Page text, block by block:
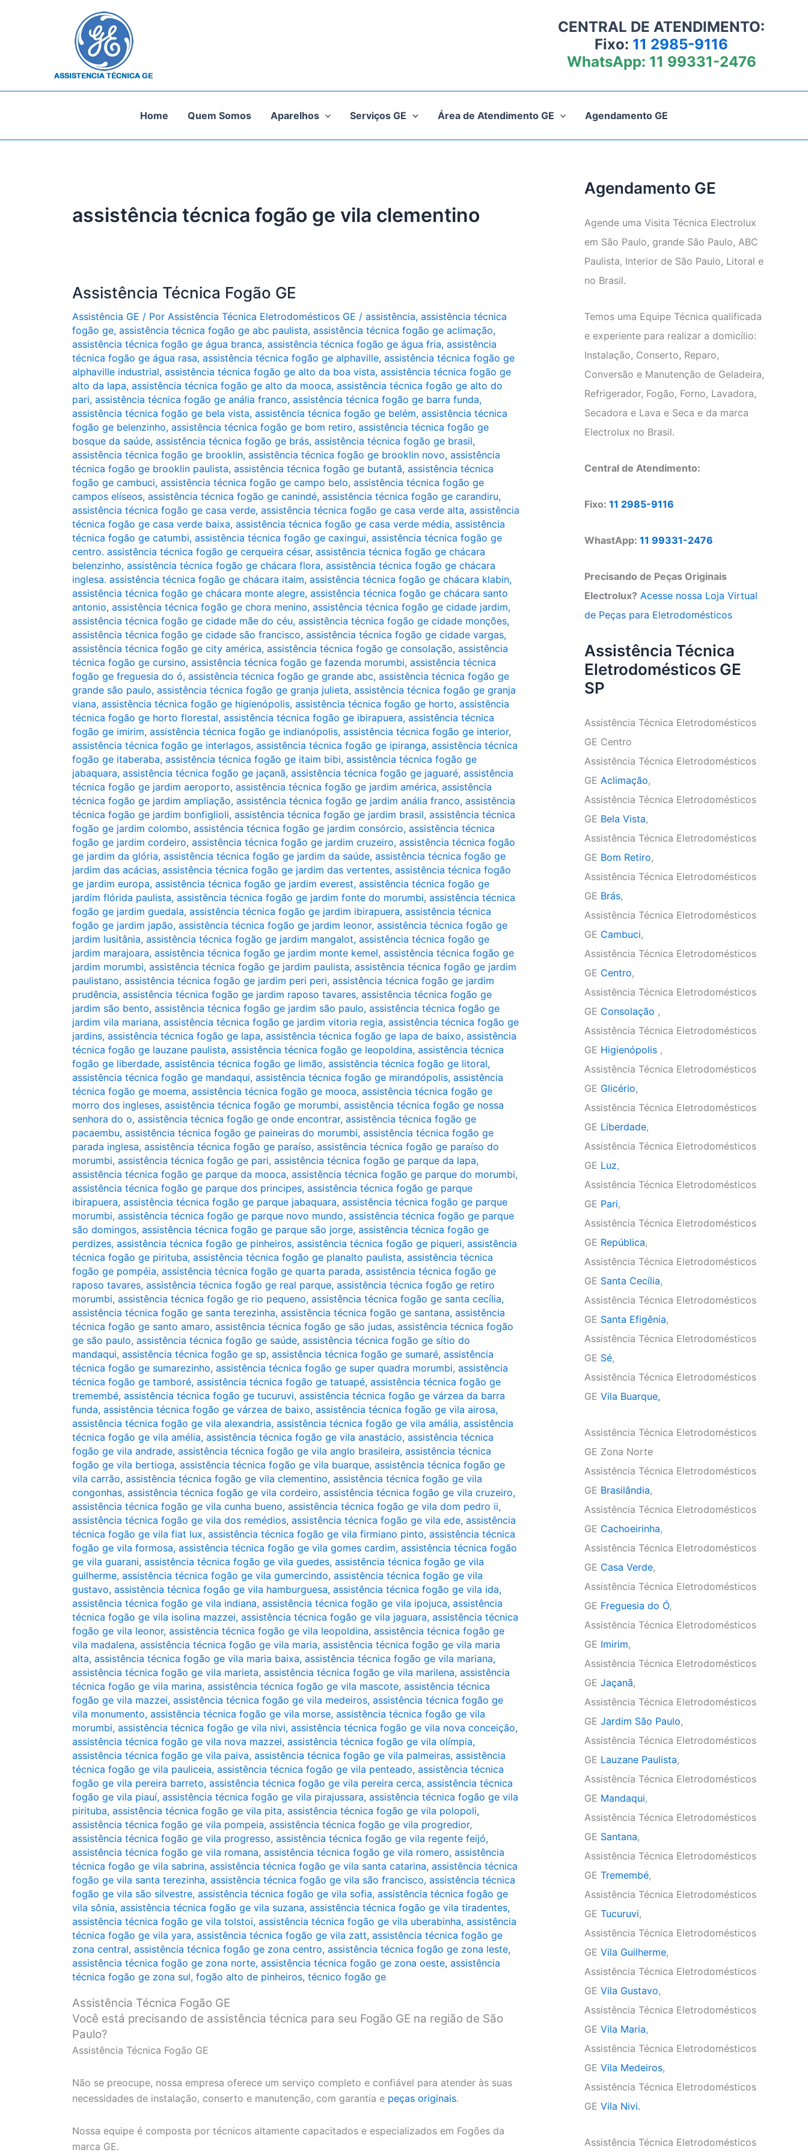
CENTRAL DE ATENDIMENTO:
Fixo: 11 2985-9116
WhatsApp: 11 99331-2476
Home Quem Somos Aparelhos Serviços GE Área de Atendimento GE Agendamento GE
assistência técnica fogão ge vila clementino
Assistência Técnica Fogão GE
Assistência GE / Por Assistência Técnica Eletrodomésticos GE / assistência, assistência técnica
fogão ge, assistência técnica fogão ge abc paulista, assistência técnica fogão ge aclimação,
assistência técnica fogão ge água branca, assistência técnica fogão ge água fria, assistência
técnica fogão ge água rasa, assistência técnica fogão ge alphaville, assistência técnica fogão ge
alphaville industrial, assistência técnica fogão ge alto da boa vista, assistência técnica fogão ge
alto da lapa, assistência técnica fogão ge alto da mooca, assistência técnica fogão ge alto do
pari, assistência técnica fogão ge anália franco, assistência técnica fogão ge barra funda,
assistência técnica fogão ge bela vista, assistência técnica fogão ge belém, assistência técnica
fogão ge belenzinho, assistência técnica fogão ge bom retiro, assistência técnica fogão ge
bosque da saúde, assistência técnica fogão ge brás, assistência técnica fogão ge brasil,
assistência técnica fogão ge brooklin, assistência técnica fogão ge brooklin novo, assistência
técnica fogão ge brooklin paulista, assistência técnica fogão ge butantã, assistência técnica
fogão ge cambuci, assistência técnica fogão ge campo belo, assistência técnica fogão ge
campos elíseos, assistência técnica fogão ge canindé, assistência técnica fogão ge carandiru,
assistência técnica fogão ge casa verde, assistência técnica fogão ge casa verde alta, assistência
técnica fogão ge casa verde baixa, assistência técnica fogão ge casa verde média, assistência
técnica fogão ge catumbi, assistência técnica fogão ge caxingui, assistência técnica fogão ge
centro. assistência técnica fogão ge cerqueira césar, assistência técnica fogão ge chácara
belenzinho, assistência técnica fogão ge chácara flora, assistência técnica fogão ge chácara
inglesa. assistência técnica fogão ge chácara itaim, assistência técnica fogão ge chácara klabin,
assistência técnica fogão ge chácara monte alegre, assistência técnica fogão ge chácara santo
antonio, assistência técnica fogão ge chora menino, assistência técnica fogão ge cidade jardim,
assistência técnica fogão ge cidade mãe do céu, assistência técnica fogão ge cidade monções,
assistência técnica fogão ge cidade são francisco, assistência técnica fogão ge cidade vargas,
assistência técnica fogão ge city américa, assistência técnica fogão ge consolação, assistência
técnica fogão ge cursino, assistência técnica fogão ge fazenda morumbi, assistência técnica
fogão ge freguesia do ó, assistência técnica fogão ge grande abc, assistência técnica fogão ge
grande são paulo, assistência técnica fogão ge granja julieta, assistência técnica fogão ge granja
viana, assistência técnica fogão ge higienópolis, assistência técnica fogão ge horto, assistência
técnica fogão ge horto florestal, assistência técnica fogão ge ibirapuera, assistência técnica
fogão ge imirim, assistência técnica fogão ge indianópolis, assistência técnica fogão ge interior,
assistência técnica fogão ge interlagos, assistência técnica fogão ge ipiranga, assistência técnica
fogão ge itaberaba, assistência técnica fogão ge itaim bibi, assistência técnica fogão ge
jabaquara, assistência técnica fogão ge jaçanã, assistência técnica fogão ge jaguaré, assistência
técnica fogão ge jardim aeroporto, assistência técnica fogão ge jardim américa, assistência
técnica fogão ge jardim ampliação, assistência técnica fogão ge jardim anália franco, assistência
técnica fogão ge jardim bonfiglioli, assistência técnica fogão ge jardim brasil, assistência técnica
fogão ge jardim colombo, assistência técnica fogão ge jardim consórcio, assistência técnica
fogão ge jardim cordeiro, assistência técnica fogão ge jardim cruzeiro, assistência técnica fogão
ge jardim da glória, assistência técnica fogão ge jardim da saúde, assistência técnica fogão ge
jardim das acácias, assistência técnica fogão ge jardim das vertentes, assistência técnica fogão
ge jardim europa, assistência técnica fogão ge jardim everest, assistência técnica fogão ge
jardim flórida paulista, assistência técnica fogão ge jardim fonte do morumbi, assistência técnica
fogão ge jardim guedala, assistência técnica fogão ge jardim ibirapuera, assistência técnica
fogão ge jardim japão, assistência técnica fogão ge jardim leonor, assistência técnica fogão ge
jardim lusitânia, assistência técnica fogão ge jardim mangalot, assistência técnica fogão ge
jardim marajoara, assistência técnica fogão ge jardim monte kemel, assistência técnica fogão ge
jardim morumbi, assistência técnica fogão ge jardim paulista, assistência técnica fogão ge jardim
paulistano, assistência técnica fogão ge jardim peri peri, assistência técnica fogão ge jardim
prudência, assistência técnica fogão ge jardim raposo tavares, assistência técnica fogão ge
jardim são bento, assistência técnica fogão ge jardim são paulo, assistência técnica fogão ge
jardim vila mariana, assistência técnica fogão ge jardim vitoria regia, assistência técnica fogão ge
jardins, assistência técnica fogão ge lapa, assistência técnica fogão ge lapa de baixo, assistência
técnica fogão ge lauzane paulista, assistência técnica fogão ge leopoldina, assistência técnica
fogão ge liberdade, assistência técnica fogão ge limão, assistência técnica fogão ge litoral,
assistência técnica fogão ge mandaqui, assistência técnica fogão ge mirandópolis, assistência
técnica fogão ge moema, assistência técnica fogão ge mooca, assistência técnica fogão ge
morro dos ingleses, assistência técnica fogão ge morumbi, assistência técnica fogão ge nossa
senhora do o, assistência técnica fogão ge onde encontrar, assistência técnica fogão ge
pacaembu, assistência técnica fogão ge paineiras do morumbi, assistência técnica fogão ge
parada inglesa, assistência técnica fogão ge paraíso, assistência técnica fogão ge paraíso do
morumbi, assistência técnica fogão ge pari, assistência técnica fogão ge parque da lapa,
assistência técnica fogão ge parque da mooca, assistência técnica fogão ge parque do morumbi,
assistência técnica fogão ge parque dos principes, assistência técnica fogão ge parque
ibirapuera, assistência técnica fogão ge parque jabaquara, assistência técnica fogão ge parque
morumbi, assistência técnica fogão ge parque novo mundo, assistência técnica fogão ge parque
são domingos, assistência técnica fogão ge parque são jorge, assistência técnica fogão ge
perdizes, assistência técnica fogão ge pinheiros, assistência técnica fogão ge piqueri, assistência
técnica fogão ge pirituba, assistência técnica fogão ge planalto paulista, assistência técnica
fogão ge pompéia, assistência técnica fogão ge quarta parada, assistência técnica fogão ge
raposo tavares, assistência técnica fogão ge real parque, assistência técnica fogão ge retiro
morumbi, assistência técnica fogão ge rio pequeno, assistência técnica fogão ge santa cecília,
assistência técnica fogão ge santa terezinha, assistência técnica fogão ge santana, assistência
técnica fogão ge santo amaro, assistência técnica fogão ge são judas, assistência técnica fogão
ge são paulo, assistência técnica fogão ge saúde, assistência técnica fogão ge sítio do
mandaqui, assistência técnica fogão ge sp, assistência técnica fogão ge sumaré, assistência
técnica fogão ge sumarezinho, assistência técnica fogão ge super quadra morumbi, assistência
técnica fogão ge tamboré, assistência técnica fogão ge tatuapé, assistência técnica fogão ge
tremembé, assistência técnica fogão ge tucuruvi, assistência técnica fogão ge várzea da barra
funda, assistência técnica fogão ge várzea de baixo, assistência técnica fogão ge vila airosa,
assistência técnica fogão ge vila alexandria, assistência técnica fogão ge vila amália, assistência
técnica fogão ge vila amélia, assistência técnica fogão ge vila anastácio, assistência técnica
fogão ge vila andrade, assistência técnica fogão ge vila anglo brasileira, assistência técnica
fogão ge vila bertioga, assistência técnica fogão ge vila buarque, assistência técnica fogão ge
vila carrão, assistência técnica fogão ge vila clementino, assistência técnica fogão ge vila
congonhas, assistência técnica fogão ge vila cordeiro, assistência técnica fogão ge vila cruzeiro,
assistência técnica fogão ge vila cunha bueno, assistência técnica fogão ge vila dom pedro ii,
assistência técnica fogão ge vila dos remédios, assistência técnica fogão ge vila ede, assistência
técnica fogão ge vila fiat lux, assistência técnica fogão ge vila firmiano pinto, assistência técnica
fogão ge vila formosa, assistência técnica fogão ge vila gomes cardim, assistência técnica fogão
ge vila guarani, assistência técnica fogão ge vila guedes, assistência técnica fogão ge vila
guilherme, assistência técnica fogão ge vila gumercindo, assistência técnica fogão ge vila
gustavo, assistência técnica fogão ge vila hamburguesa, assistência técnica fogão ge vila ida,
assistência técnica fogão ge vila indiana, assistência técnica fogão ge vila ipojuca, assistência
técnica fogão ge vila isolina mazzei, assistência técnica fogão ge vila jaguara, assistência técnica
fogão ge vila leonor, assistência técnica fogão ge vila leopoldina, assistência técnica fogão ge
vila madalena, assistência técnica fogão ge vila maria, assistência técnica fogão ge vila maria
alta, assistência técnica fogão ge vila maria baixa, assistência técnica fogão ge vila mariana,
assistência técnica fogão ge vila marieta, assistência técnica fogão ge vila marilena, assistência
técnica fogão ge vila marina, assistência técnica fogão ge vila mascote, assistência técnica
fogão ge vila mazzei, assistência técnica fogão ge vila medeiros, assistência técnica fogão ge
vila monumento, assistência técnica fogão ge vila morse, assistência técnica fogão ge vila
morumbi, assistência técnica fogão ge vila nivi, assistência técnica fogão ge vila nova conceição,
assistência técnica fogão ge vila nova mazzei, assistência técnica fogão ge vila olímpia,
assistência técnica fogão ge vila paiva, assistência técnica fogão ge vila palmeiras, assistência
técnica fogão ge vila pauliceia, assistência técnica fogão ge vila penteado, assistência técnica
fogão ge vila pereira barreto, assistência técnica fogão ge vila pereira cerca, assistência técnica
fogão ge vila piauí, assistência técnica fogão ge vila pirajussara, assistência técnica fogão ge vila
pirituba, assistência técnica fogão ge vila pita, assistência técnica fogão ge vila polopoli,
assistência técnica fogão ge vila pompeia, assistência técnica fogão ge vila progredior,
assistência técnica fogão ge vila progresso, assistência técnica fogão ge vila regente feijó,
assistência técnica fogão ge vila romana, assistência técnica fogão ge vila romero, assistência
técnica fogão ge vila sabrina, assistência técnica fogão ge vila santa catarina, assistência técnica
fogão ge vila santa terezinha, assistência técnica fogão ge vila são francisco, assistência técnica
fogão ge vila são silvestre, assistência técnica fogão ge vila sofia, assistência técnica fogão ge
vila sônia, assistência técnica fogão ge vila suzana, assistência técnica fogão ge vila tiradentes,
assistência técnica fogão ge vila tolstoi, assistência técnica fogão ge vila uberabinha, assistência
técnica fogão ge vila yara, assistência técnica fogão ge vila zatt, assistência técnica fogão ge
zona central, assistência técnica fogão ge zona centro, assistência técnica fogão ge zona leste,
assistência técnica fogão ge zona norte, assistência técnica fogão ge zona oeste, assistência
técnica fogão ge zona sul, fogão alto de pinheiros, técnico fogão ge
Assistência Técnica Fogão GE
Você está precisando de assistência técnica para seu Fogão GE na região de São
Paulo?
Assistência Técnica Fogão GE
Não se preocupe, nossa empresa oferece um serviço completo e confiável para atender às suas
necessidades de instalação, conserto e manutenção, com garantia e peças originais.
Nossa equipe é composta por técnicos altamente capacitados e especializados em Fogões da
marca GE.
Agendamento GE
Agende uma Visita Técnica Electrolux
em São Paulo, grande São Paulo, ABC
Paulista, Interior de São Paulo, Litoral e
no Brasil.
Temos uma Equipe Técnica qualificada
e experiente para realizar a domicílio:
Instalação, Conserto, Reparo,
Conversão e Manutenção de Geladeira,
Refrigerador, Fogão, Forno, Lavadora,
Secadora e Lava e Seca e da marca
Electrolux no Brasil.
Central de Atendimento:
Fixo: 11 2985-9116
WhastApp: 11 99331-2476
Precisando de Peças Originais
Electrolux? Acesse nossa Loja Virtual
de Peças para Eletrodomésticos
Assistência Técnica
Eletrodomésticos GE
SP
Assistência Técnica Eletrodomésticos
GE Centro
Assistência Técnica Eletrodomésticos
GE Aclimação,
Assistência Técnica Eletrodomésticos
GE Bela Vista,
Assistência Técnica Eletrodomésticos
GE Bom Retiro,
Assistência Técnica Eletrodomésticos
GE Brás,
Assistência Técnica Eletrodomésticos
GE Cambuci,
Assistência Técnica Eletrodomésticos
GE Centro,
Assistência Técnica Eletrodomésticos
GE Consolação ,
Assistência Técnica Eletrodomésticos
GE Higienópolis ,
Assistência Técnica Eletrodomésticos
GE Glicério,
Assistência Técnica Eletrodomésticos
GE Liberdade,
Assistência Técnica Eletrodomésticos
GE Luz,
Assistência Técnica Eletrodomésticos
GE Pari,
Assistência Técnica Eletrodomésticos
GE República,
Assistência Técnica Eletrodomésticos
GE Santa Cecília,
Assistência Técnica Eletrodomésticos
GE Santa Efigênia,
Assistência Técnica Eletrodomésticos
GE Sé,
Assistência Técnica Eletrodomésticos
GE Vila Buarque,
Assistência Técnica Eletrodomésticos
GE Zona Norte
Assistência Técnica Eletrodomésticos
GE Brasilândia,
Assistência Técnica Eletrodomésticos
GE Cachoeirinha,
Assistência Técnica Eletrodomésticos
GE Casa Verde,
Assistência Técnica Eletrodomésticos
GE Freguesia do Ó,
Assistência Técnica Eletrodomésticos
GE Imirim,
Assistência Técnica Eletrodomésticos
GE Jaçanã,
Assistência Técnica Eletrodomésticos
GE Jardim São Paulo,
Assistência Técnica Eletrodomésticos
GE Lauzane Paulista,
Assistência Técnica Eletrodomésticos
GE Mandaqui,
Assistência Técnica Eletrodomésticos
GE Santana,
Assistência Técnica Eletrodomésticos
GE Tremembé,
Assistência Técnica Eletrodomésticos
GE Tucuruvi,
Assistência Técnica Eletrodomésticos
GE Vila Guilherme,
Assistência Técnica Eletrodomésticos
GE Vila Gustavo,
Assistência Técnica Eletrodomésticos
GE Vila Maria,
Assistência Técnica Eletrodomésticos
GE Vila Medeiros,
Assistência Técnica Eletrodomésticos
GE Vila Nivi.
Assistência Técnica Eletrodomésticos